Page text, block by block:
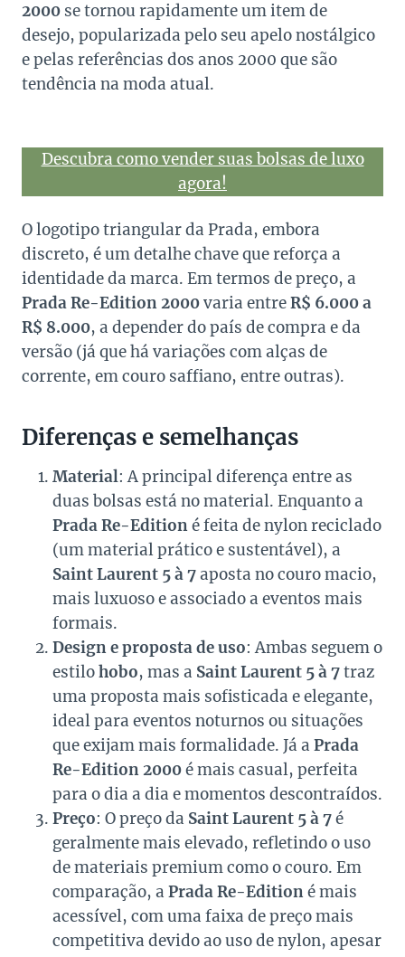
2000 se tornou rapidamente um item de
desejo, popularizada pelo seu apelo nostálgico
e pelas referências dos anos 2000 que são
tendência na moda atual.
Descubra como vender suas bolsas de luxo
agora!
O logotipo triangular da Prada, embora
discreto, é um detalhe chave que reforça a
identidade da marca. Em termos de preço, a
Prada Re-Edition 2000varia entreR$ 6.000 a
R$ 8.000, a depender do país de compra e da
versão (já que há variações com alças de
corrente, em couro saffiano, entre outras).
Diferenças e semelhanças
Material: A principal diferença entre as
duas bolsas está no material. Enquanto a
Prada Re-Editioné feita de nylon reciclado
(um material prático e sustentável), a
Saint Laurent 5 à 7aposta no couro macio,
mais luxuoso e associado a eventos mais
formais.
Design e proposta de uso: Ambas seguem o
estilohobo, mas a Saint Laurent 5 à 7traz
uma proposta mais sofisticada e elegante,
ideal para eventos noturnos ou situações
que exijam mais formalidade. Já a Prada
Re-Edition 2000é mais casual, perfeita
para o dia a dia e momentos descontraídos.
Preço: O preço da Saint Laurent 5 à 7é
geralmente mais elevado, refletindo o uso
de materiais premium como o couro. Em
comparação, a Prada Re-Editioné mais
acessível, com uma faixa de preço mais
competitiva devido ao uso de nylon, apesar